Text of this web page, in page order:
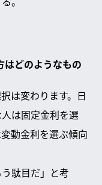
はどのようなもの
は変わります。日
は固定金利を選
動金利を選ぶ傾向
駄目だ」と考